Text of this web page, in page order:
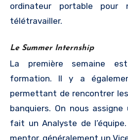
ordinateur portable pour
télétravailler.
Le Summer Internship
La première semaine
formation. Il y a
permettant de rencontrer
banquiers. On nous assigne
fait un Analyste de